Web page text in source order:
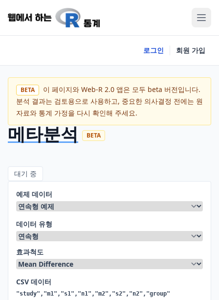
로그인 회원 가입
BETA
이 페이지와 Web-R 2.0 앱은 모두 beta 버전입니다.
분석 결과는 검토용으로 사용하고, 중요한 의사결정 전에는 원
자료와 통계 가정을 다시 확인해 주세요.
메타분석 BETA
대기 중
예제 데이터
데이터 유형
효과척도
CSV 데이터